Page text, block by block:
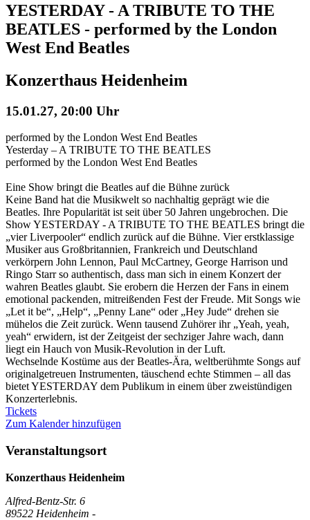
YESTERDAY - A TRIBUTE TO THE
BEATLES - performed by the London
West End Beatles
Konzerthaus Heidenheim
15.01.27, 20:00 Uhr
performed by the London West End Beatles
Yesterday – A TRIBUTE TO THE BEATLES
performed by the London West End Beatles
Eine Show bringt die Beatles auf die Bühne zurück
Keine Band hat die Musikwelt so nachhaltig geprägt wie die
Beatles. Ihre Popularität ist seit über 50 Jahren ungebrochen. Die
Show YESTERDAY - A TRIBUTE TO THE BEATLES bringt die
„vier Liverpooler“ endlich zurück auf die Bühne. Vier erstklassige
Musiker aus Großbritannien, Frankreich und Deutschland
verkörpern John Lennon, Paul McCartney, George Harrison und
Ringo Starr so authentisch, dass man sich in einem Konzert der
wahren Beatles glaubt. Sie erobern die Herzen der Fans in einem
emotional packenden, mitreißenden Fest der Freude. Mit Songs wie
„Let it be“, „Help“, „Penny Lane“ oder „Hey Jude“ drehen sie
mühelos die Zeit zurück. Wenn tausend Zuhörer ihr „Yeah, yeah,
yeah“ erwidern, ist der Zeitgeist der sechziger Jahre wach, dann
liegt ein Hauch von Musik-Revolution in der Luft.
Wechselnde Kostüme aus der Beatles-Ära, weltberühmte Songs auf
originalgetreuen Instrumenten, täuschend echte Stimmen – all das
bietet YESTERDAY dem Publikum in einem über zweistündigen
Konzerterlebnis.
Tickets
Zum Kalender hinzufügen
Veranstaltungsort
Konzerthaus Heidenheim
Alfred-Bentz-Str. 6
89522 Heidenheim -